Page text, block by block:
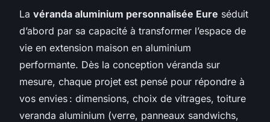
La véranda aluminium personnalisée Eure séduit
d’abord par sa capacité à transformer l’espace de
vie en extension maison en aluminium
performante. Dès la conception véranda sur
mesure, chaque projet est pensé pour répondre à
vos envies : dimensions, choix de vitrages, toiture
veranda aluminium (verre, panneaux sandwichs,